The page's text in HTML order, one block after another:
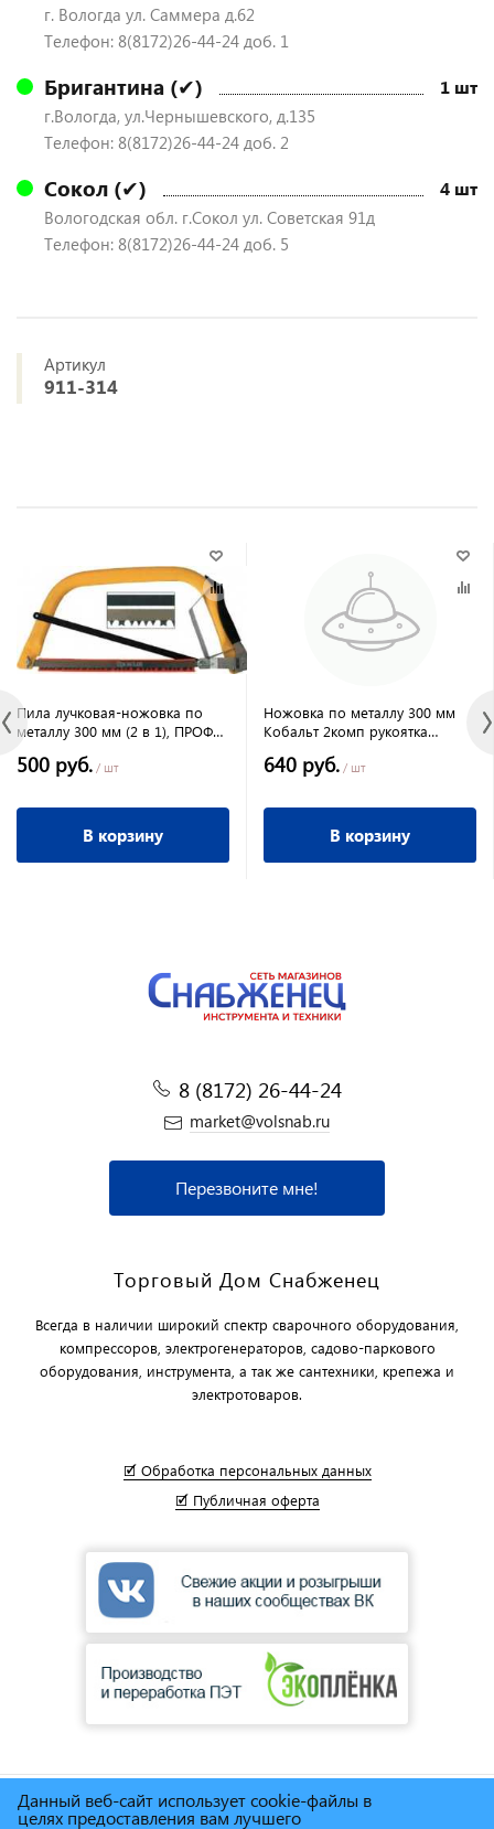
г. Вологда ул. Саммера д.62
Телефон: 8(8172)26-44-24 доб. 1
Бригантина (✔) 1 шт
г.Вологда, ул.Чернышевского, д.135
Телефон: 8(8172)26-44-24 доб. 2
Сокол (✔) 4 шт
Вологодская обл. г.Сокол ул. Советская 91д
Телефон: 8(8172)26-44-24 доб. 5
Артикул
911-314
Пила лучковая-ножовка по
металлу 300 мм (2 в 1), ПРОФИ,
500 руб. / шт
В корзину
Ножовка по металлу 300 мм
Кобальт 2комп рукоятка
640 руб. / шт
В корзину
8 (8172) 26-44-24
market@volsnab.ru
Перезвоните мне!
Торговый Дом Снабженец
Всегда в наличии широкий спектр сварочного оборудования,
компрессоров, электрогенераторов, садово-паркового
оборудования, инструмента, а так же сантехники, крепежа и
электротоваров.
🗹 Обработка персональных данных
🗹 Публичная оферта
© Сеть магазинов инструмента и техники"Торговый дом
Данный веб-сайт использует cookie-файлы в
целях предоставления вам лучшего